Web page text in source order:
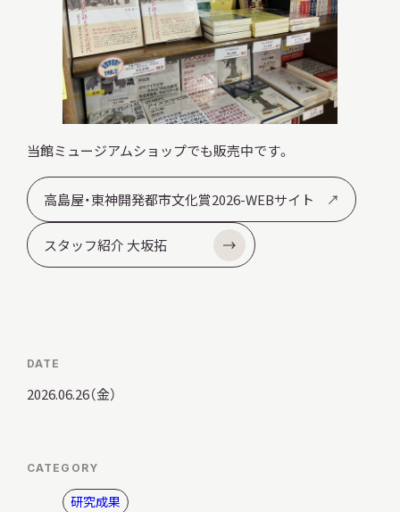
本日開館OPEN TODAY
2026.08.09（日）
明日 休館日CLOSE
開館時間・料金
サイトマップ
当館ミュージアムショップでも販売中です。
高島屋・東神開発都市文化賞2026-WEBサイト
スタッフ紹介 大坂拓
DATE
2026.06.26（金）
CATEGORY
研究成果